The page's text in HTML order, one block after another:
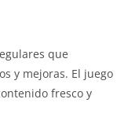
que
y mejoras. El juego
fresco y